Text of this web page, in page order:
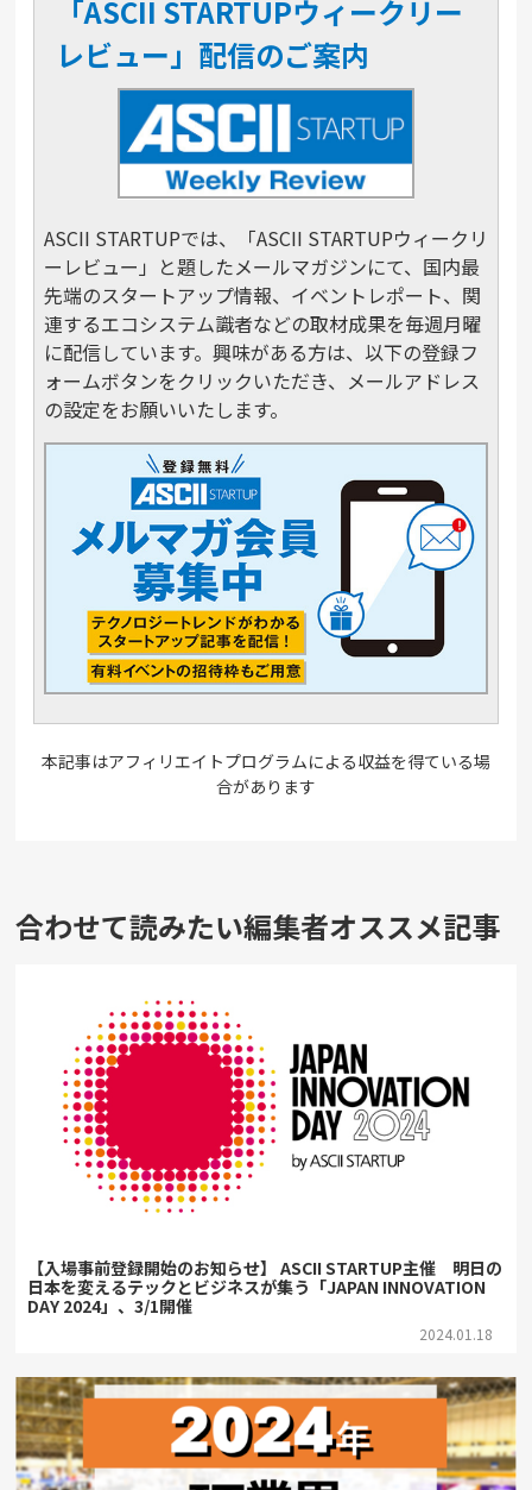
「ASCII STARTUPウィークリー
レビュー」配信のご案内
ASCII STARTUPでは、「ASCII STARTUPウィークリ
ーレビュー」と題したメールマガジンにて、国内最
先端のスタートアップ情報、イベントレポート、関
連するエコシステム識者などの取材成果を毎週月曜
に配信しています。興味がある方は、以下の登録フ
ォームボタンをクリックいただき、メールアドレス
の設定をお願いいたします。
本記事はアフィリエイトプログラムによる収益を得ている場
合があります
合わせて読みたい編集者オススメ記事
【入場事前登録開始のお知らせ】 ASCII STARTUP主催 明日の
日本を変えるテックとビジネスが集う「JAPAN INNOVATION
DAY 2024」、3/1開催
2024.01.18